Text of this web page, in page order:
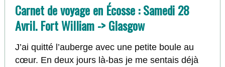
Carnet de voyage en Écosse : Samedi 28
Avril. Fort William -> Glasgow
J’ai quitté l’auberge avec une petite boule au
cœur. En deux jours là-bas je me sentais déjà